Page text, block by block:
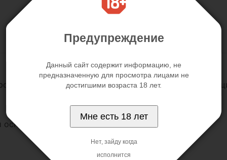
с гладкой поверхностью и мощной
Предупреждение
Данный сайт содержит информацию, не
предназначенную для просмотра лицами не
достигшими возраста 18 лет.
Мне есть 18 лет
Нет, зайду когда
исполнится